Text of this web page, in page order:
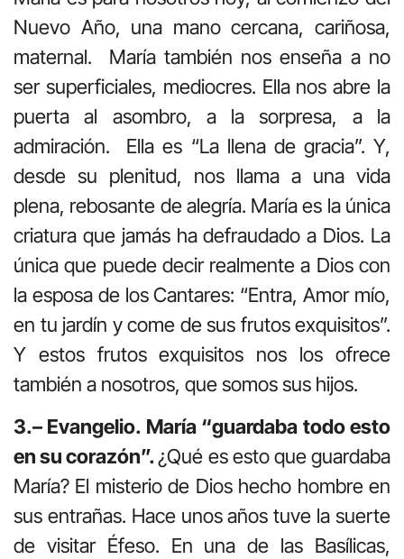
Nuevo Año, una mano cercana, cariñosa,
maternal. María también nos enseña a no
ser superficiales, mediocres. Ella nos abre la
puerta al asombro, a la sorpresa, a la
admiración. Ella es “La llena de gracia”. Y,
desde su plenitud, nos llama a una vida
plena, rebosante de alegría. María es la única
criatura que jamás ha defraudado a Dios. La
única que puede decir realmente a Dios con
la esposa de los Cantares: “Entra, Amor mío,
en tu jardín y come de sus frutos exquisitos”.
Y estos frutos exquisitos nos los ofrece
también a nosotros, que somos sus hijos.
3.– Evangelio. María “guardaba todo esto
en su corazón”.¿Qué es esto que guardaba
María? El misterio de Dios hecho hombre en
sus entrañas. Hace unos años tuve la suerte
de visitar Éfeso. En una de las Basílicas,